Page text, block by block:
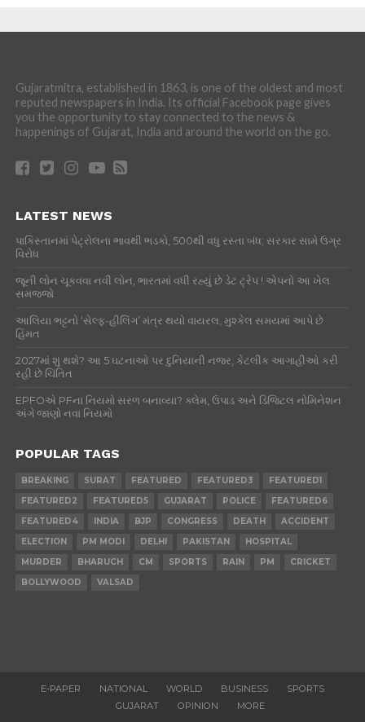
Gujaratmitra, established in 1863, is one of the oldest and most
reputed newspapers in India. Its official Facebook page gives
you the opportunity to stay connected to the news &
happenings of Gujarat, India and around the world on the go.
LATEST NEWS
પાકિસ્તાનમાં પેટ્રોલના ભાવથી ભડકો, 500થી વધુ રસ્તા બંધ; સરકાર સામે ઉગ્ર
વિરોધ
જૂની લોન ચૂકવવા નવી લોન, ભારતમાં વધી રહ્યું છે ડેટ ટ્રેપ ! એપનો આ ખેલ
સમજજો
આલિયા ભટ્ટનો ‘સેલ્ફ-હીલિંગ’ મંત્ર થયો વાયરલ, મુશ્કેલ સમયમાં આપે છે
હિંમત
2027માં શું થશે? આ 5 ઘટનાઓ પર દુનિયાની નજર, કેટલીક આગાહીઓ કરી
રહી છે ચિંતિત
EPFOએ PFના નિયમો સરળ બનાવ્યા? ક્લેમ, ઉપાડ અને ડિજિટલ નોમિનેશન
અંગે જાણો નવા નિયમો
POPULAR TAGS
BREAKING SURAT FEATURED FEATURED3
FEATURED1
FEATURED2
FEATURED5 GUJARAT POLICE
FEATURED6
FEATURED4
INDIA BJP CONGRESS DEATH
ACCIDENT
ELECTION
PM MODI DELHI PAKISTAN
HOSPITAL
MURDER
BHARUCH CM SPORTS RAIN PM
CRICKET
BOLLYWOOD
VALSAD
E-PAPER NATIONAL WORLD BUSINESS
SPORTS
GUJARAT
OPINION MORE